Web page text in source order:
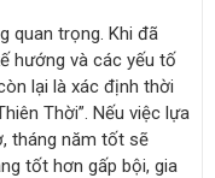
quan trọng. Khi đã
hướng và các yếu tố
lại là xác định thời
Thời”. Nếu việc lựa
tháng năm tốt sẽ
tốt hơn gấp bội, gia